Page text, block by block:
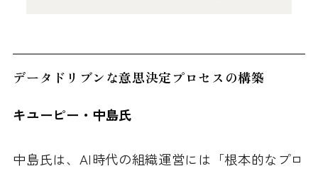
データドリブンな意思決定プロセスの構築
キユーピー・中島氏
中島氏は、AI時代の組織運営には「根本的なプロ